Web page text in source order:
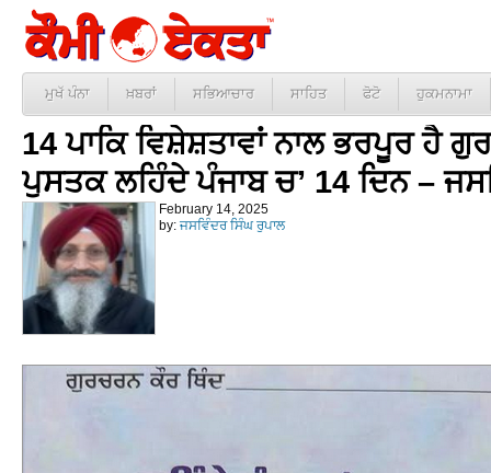
ਮੁਖੱ ਪੰਨਾ ਖ਼ਬਰਾਂ ਸਭਿਆਚਾਰ ਸਾਹਿਤ ਫੋਟੋ ਹੁਕਮਨਾਮਾ
14 ਪਾਕਿ ਵਿਸ਼ੇਸ਼ਤਾਵਾਂ ਨਾਲ ਭਰਪੂਰ ਹੈ
ਪੁਸਤਕ ਲਹਿੰਦੇ ਪੰਜਾਬ ਚ’ 14 ਦਿਨ –
February 14, 2025
by: ਜਸਵਿੰਦਰ ਸਿੰਘ ਰੁਪਾਲ